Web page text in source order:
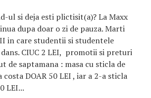
ul si deja esti plictisit(a)? La Maxx
dupa doar o zi de pauza. Marti
in care studentii si studentele
CIUC 2 LEI, promotii si preturi
de saptamana : masa cu sticla de
costa DOAR 50 LEI , iar a 2-a sticla
LEI...